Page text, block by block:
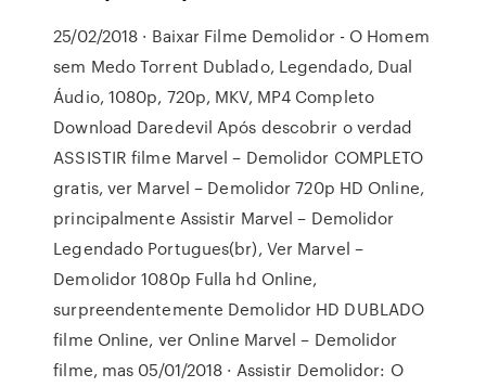
25/02/2018 · Baixar Filme Demolidor - O Homem
sem Medo Torrent Dublado, Legendado, Dual
Áudio, 1080p, 720p, MKV, MP4 Completo
Download Daredevil Após descobrir o verdad
ASSISTIR filme Marvel – Demolidor COMPLETO
gratis, ver Marvel – Demolidor 720p HD Online,
principalmente Assistir Marvel – Demolidor
Legendado Portugues(br), Ver Marvel –
Demolidor 1080p Fulla hd Online,
surpreendentemente Demolidor HD DUBLADO
filme Online, ver Online Marvel – Demolidor
filme, mas 05/01/2018 · Assistir Demolidor: O